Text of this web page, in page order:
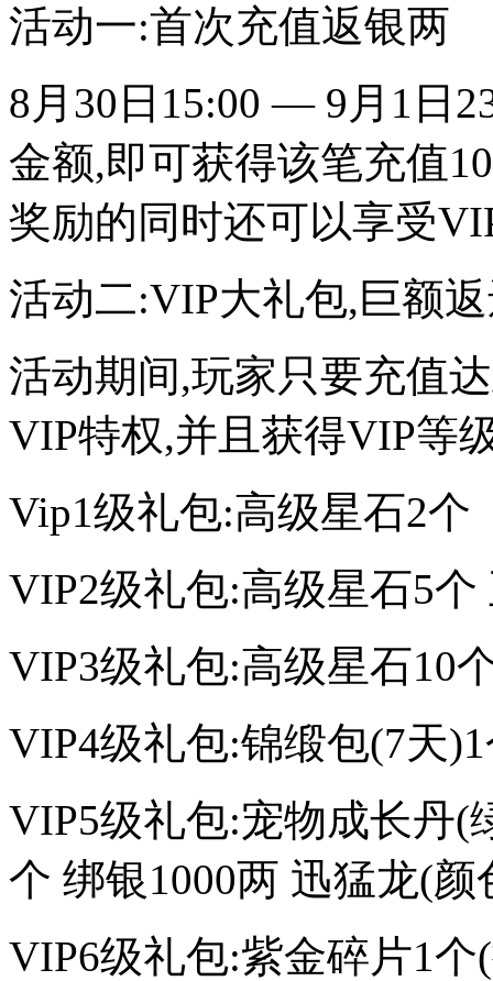
活动一:首次充值返银两
8月30日15:00 — 9月1日
金额,即可获得该笔充值
奖励的同时还可以享受
活动二:VIP大礼包,巨额
活动期间,玩家只要充值
VIP特权,并且获得VIP等
Vip1级礼包:高级星石2个
VIP2级礼包:高级星石5个
VIP3级礼包:高级星石10
VIP4级礼包:锦缎包(7天
VIP5级礼包:宠物成长丹(
个 绑银1000两 迅猛龙(颜
VIP6级礼包:紫金碎片1